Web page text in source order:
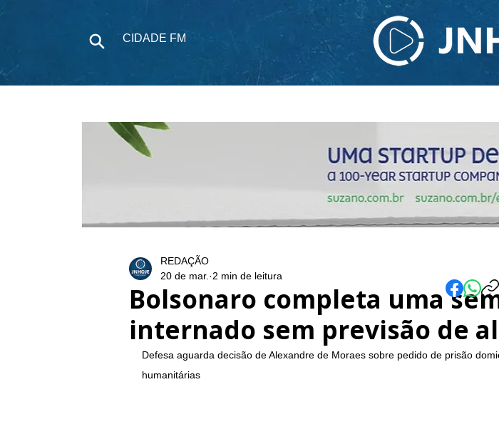
CIDADE FM
Bolsonaro completa uma
internado sem previsão de
REDAÇÃO
20 de mar. 2 min de leitura
Defesa aguarda decisão de Alexandre de Moraes sobre pedido de prisão
humanitárias